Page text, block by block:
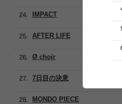
IMPACT
AFTER LIFE
Ø choir
7日目の決意
MONDO PIECE